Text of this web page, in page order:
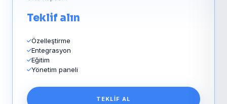
Teklif alın
Özelleştirme
Entegrasyon
Eğitim
Yönetim paneli
TEKLIF AL